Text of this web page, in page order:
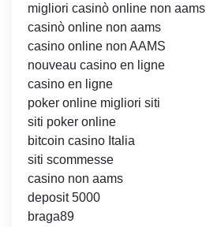
migliori casinò online non aams
casinò online non aams
casino online non AAMS
nouveau casino en ligne
casino en ligne
poker online migliori siti
siti poker online
bitcoin casino Italia
siti scommesse
casino non aams
deposit 5000
braga89